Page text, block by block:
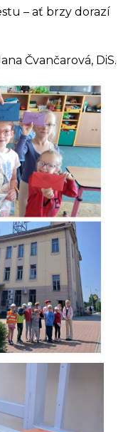
– ať brzy dorazí
Čvančarová, DiS.